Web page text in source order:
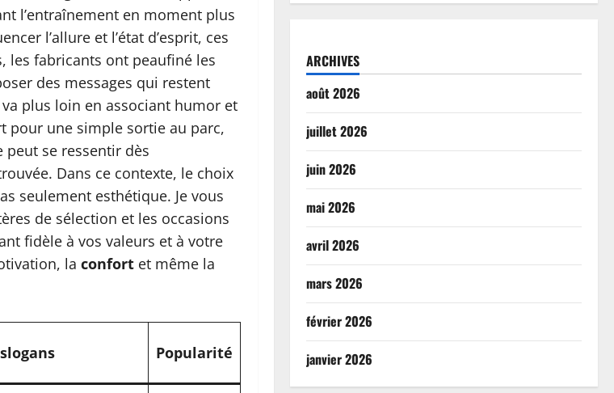
l’entraînement en moment plus
l’allure et l’état d’esprit, ces
les fabricants ont peaufiné les
des messages qui restent
plus loin en associant humor et
pour une simple sortie au parc,
peut se ressentir dès
Dans ce contexte, le choix
seulement esthétique. Je vous
de sélection et les occasions
fidèle à vos valeurs et à votre
la confort et même la
Popularité
ARCHIVES
août 2026
juillet 2026
juin 2026
mai 2026
avril 2026
mars 2026
février 2026
janvier 2026